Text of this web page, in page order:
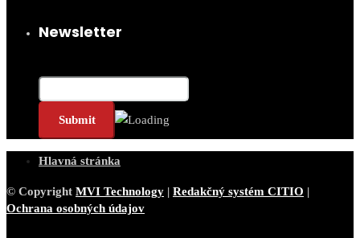
Newsletter
Hlavná stránka
© Copyright MVI Technology | Redakčný systém CITIO |
Ochrana osobných údajov